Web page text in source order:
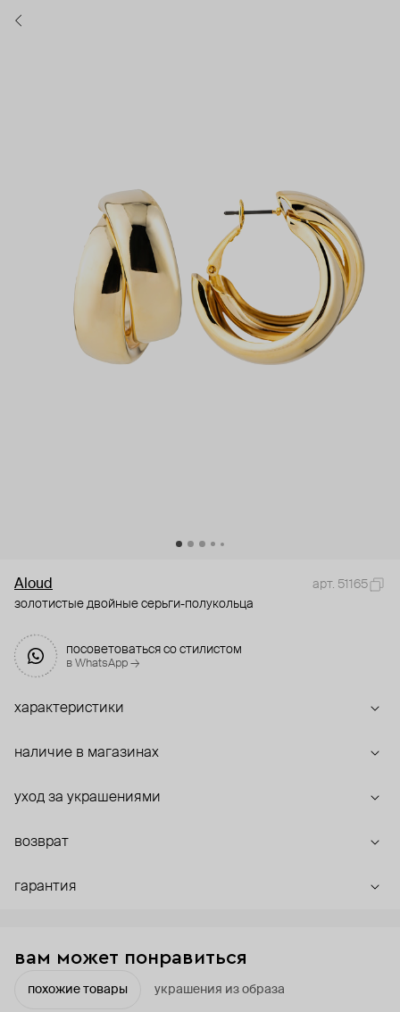
Aloud
арт. 51165
золотистые двойные серьги-полукольца
посоветоваться со стилистом
в WhatsApp →
характеристики
наличие в магазинах
уход за украшениями
возврат
гарантия
вам может понравиться
похожие товары украшения из образа